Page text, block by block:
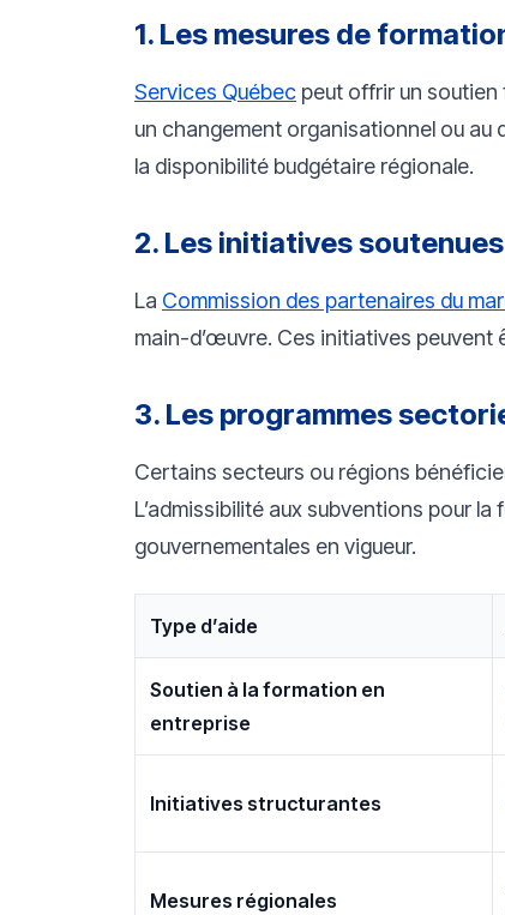
1. Les mesures de
Services Québec peut offrir un soutien
un changement organisationnel ou au
la disponibilité budgétaire régionale.
2. Les initiatives
La Commission des partenaires du
main-d’œuvre. Ces initiatives peuvent
3. Les programmes
Certains secteurs ou régions
L’admissibilité aux subventions pour
gouvernementales en vigueur.
Type d’aide
Soutien à la formation en
entreprise
Initiatives structurantes
Mesures régionales